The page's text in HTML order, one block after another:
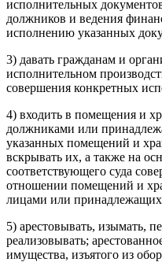
исполнительных
должников и ведения
исполнению указанных
3) давать гражданам и
исполнительном
совершения конкретных
4) входить в помещения и
должниками или
указанных помещений и
вскрывать их, а также на
соответствующего суда
отношении помещений и
лицами или
5) арестовывать, изымать,
реализовывать;
имущества, изъятого из